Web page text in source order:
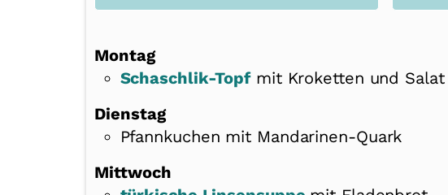
Montag
Schaschlik-Topfmit Kroketten und Salat
Dienstag
Pfannkuchen mit Mandarinen-Quark
Mittwoch